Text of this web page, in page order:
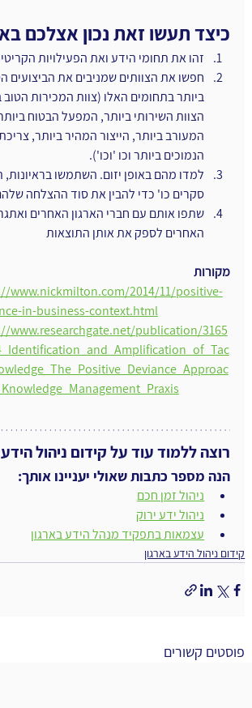
כיצד תעשו זאת נכון אצלכם
זהו את תחומי הידע ואת הפעילויות
חפשו את הצוותים שמניבים את הביצועים
ביותר בתחומים האלו (צוות המכירות הטוב
הצוות השירותי ביותר, המפעל הבטוח
המעורב ביותר, הייצור המהיר ביותר,
הנמוכים ביותר וכו 'וכו').
למדו מהם באופן יזום. השתמשו בראיונות,
סקרים כו' כדי להבין את סוד ההצלחה
שתפו אותם עם חברי הארגון האחרים
האחרים לספק את אותן התוצאות
מקורות
www.nickmilton.com/2014/11/positive-
in-business-context.html
www.researchgate.net/publication/3165
רוצה ללמוד עוד על קידום ניהול
הנה מספר כתבות שאולי יעניינו אותך:
ניהול זמן חכם
ניהול ידע ירוק
עצמאות בתפקיד מנהל הידע בארגון
קידום ניהול הידע בארגון
פוסטים קשורים